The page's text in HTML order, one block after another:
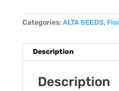
Categories: ALTA SEEDS,
Description
Description